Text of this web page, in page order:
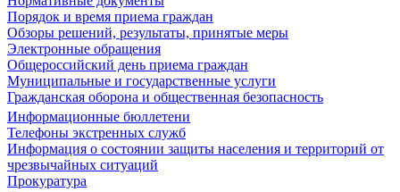
Порядок и время приема граждан
Обзоры решений, результаты, принятые меры
Электронные обращения
Общероссийский день приема граждан
Муниципальные и государственные услуги
Гражданская оборона и общественная безопасность
Информационные бюллетени
Телефоны экстренных служб
Информация о состоянии защиты населения и территорий от
чрезвычайных ситуаций
Прокуратура